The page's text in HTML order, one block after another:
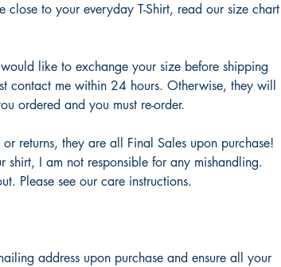
close to your everyday T-Shirt, read our size chart
like to exchange your size before shipping
contact me within 24 hours. Otherwise, they will
ordered and you must re-order.
returns, they are all Final Sales upon purchase!
shirt, I am not responsible for any mishandling.
Please see our care instructions.
address upon purchase and ensure all your